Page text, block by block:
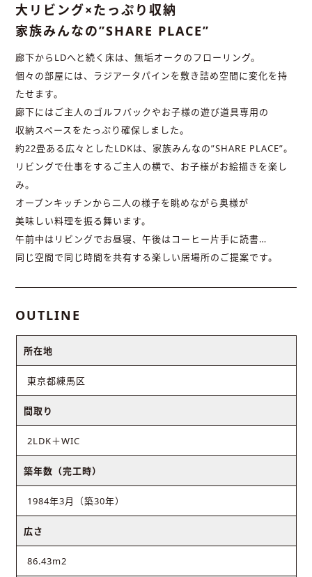
大リビング×たっぷり収納
家族みんなの”SHARE PLACE”
廊下からLDへと続く床は、無垢オークのフローリング。
個々の部屋には、ラジアータパインを敷き詰め空間に変化を持
たせます。
廊下にはご主人のゴルフバックやお子様の遊び道具専用の
収納スペースをたっぷり確保しました。
約22畳ある広々としたLDKは、家族みんなの”SHARE PLACE”。
リビングで仕事をするご主人の横で、お子様がお絵描きを楽し
み。
オープンキッチンから二人の様子を眺めながら奥様が
美味しい料理を振る舞います。
午前中はリビングでお昼寝、午後はコーヒー片手に読書…
同じ空間で同じ時間を共有する楽しい居場所のご提案です。
OUTLINE
所在地
東京都練馬区
間取り
2LDK＋WIC
築年数（完工時）
1984年3月（築30年）
広さ
86.43m2